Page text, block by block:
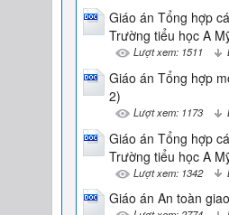
Giáo án Tổng hợp
Trường tiểu học A
Lượt xem: 1511
Giáo án Tổng hợp
2)
Lượt xem: 1173
Giáo án Tổng hợp
Trường tiểu học A
Lượt xem: 1342
Giáo án An toàn